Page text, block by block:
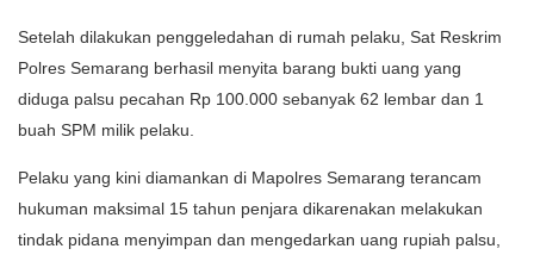
Setelah dilakukan penggeledahan di rumah pelaku, Sat Reskrim
Polres Semarang berhasil menyita barang bukti uang yang
diduga palsu pecahan Rp 100.000 sebanyak 62 lembar dan 1
buah SPM milik pelaku.
Pelaku yang kini diamankan di Mapolres Semarang terancam
hukuman maksimal 15 tahun penjara dikarenakan melakukan
tindak pidana menyimpan dan mengedarkan uang rupiah palsu,